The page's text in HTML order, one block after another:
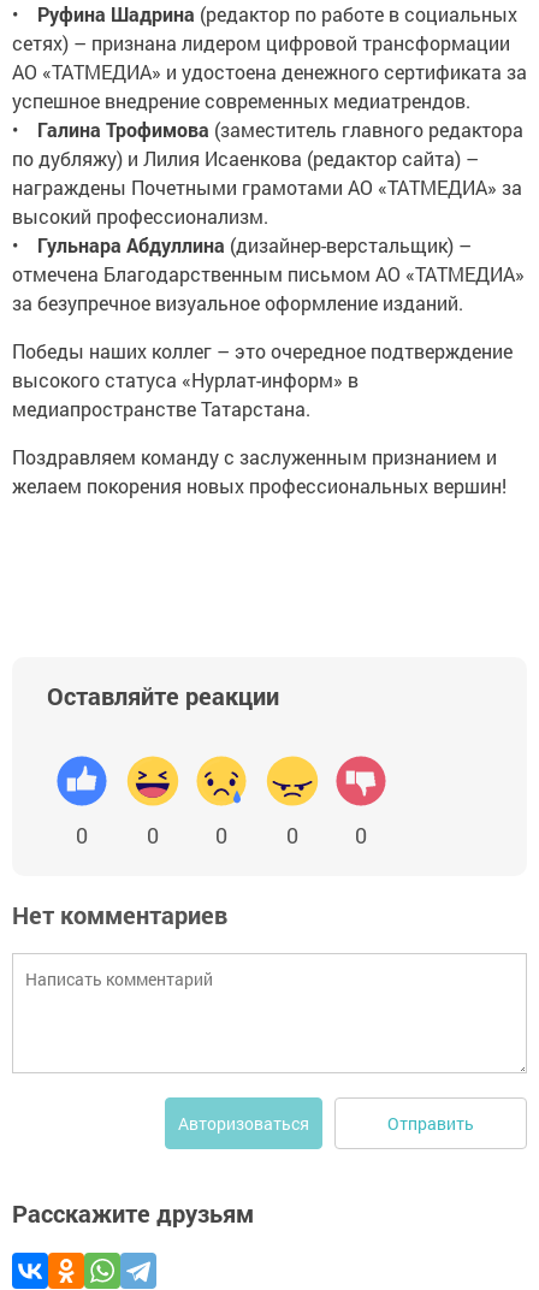
• Руфина Шадрина (редактор по работе в социальных
сетях) – признана лидером цифровой трансформации
АО «ТАТМЕДИА» и удостоена денежного сертификата за
успешное внедрение современных медиатрендов.
• Галина Трофимова (заместитель главного редактора
по дубляжу) и Лилия Исаенкова (редактор сайта) –
награждены Почетными грамотами АО «ТАТМЕДИА» за
высокий профессионализм.
• Гульнара Абдуллина (дизайнер-верстальщик) –
отмечена Благодарственным письмом АО «ТАТМЕДИА»
за безупречное визуальное оформление изданий.
Победы наших коллег – это очередное подтверждение
высокого статуса «Нурлат-информ» в
медиапространстве Татарстана.
Поздравляем команду с заслуженным признанием и
желаем покорения новых профессиональных вершин!
Оставляйте реакции
0 0 0 0 0
Нет комментариев
Авторизоваться Отправить
Расскажите друзьям